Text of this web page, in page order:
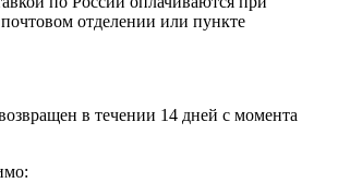
отделении или пункте
в течении 14 дней с момента